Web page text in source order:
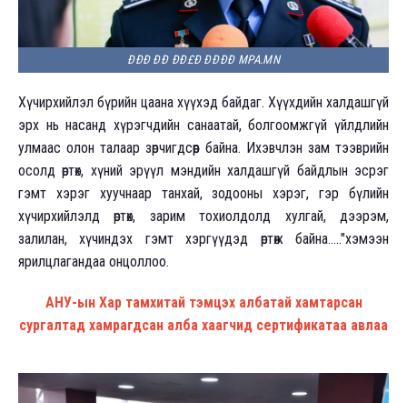
ÐÐ­Ð Ð­Ð ÐÐ£Ð ÐÐÐÐ MPA.MN
Хүчирхийлэл бүрийн цаана хүүхэд байдаг. Хүүхдийн халдашгүй
эрх нь насанд хүрэгчдийн санаатай, болгоомжгүй үйлдлийн
улмаас олон талаар зөрчигдсөөр байна. Ихэвчлэн зам тээврийн
осолд өртөх, хүний эрүүл мэндийн халдашгүй байдлын эсрэг
гэмт хэрэг хуучнаар танхай, зодооны хэрэг, гэр бүлийн
хүчирхийлэлд өртөх, зарим тохиолдолд хулгай, дээрэм,
залилан, хүчиндэх гэмт хэргүүдэд өртөж байна....."хэмээн
ярилцлагандаа онцоллоо.
АНУ-ын Хар тамхитай тэмцэх албатай хамтарсан
сургалтад хамрагдсан алба хаагчид сертификатаа авлаа